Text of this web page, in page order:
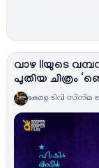
വാഴ IIയുടെ
പുതിയ ചിത്രം
കേരള ടിവി